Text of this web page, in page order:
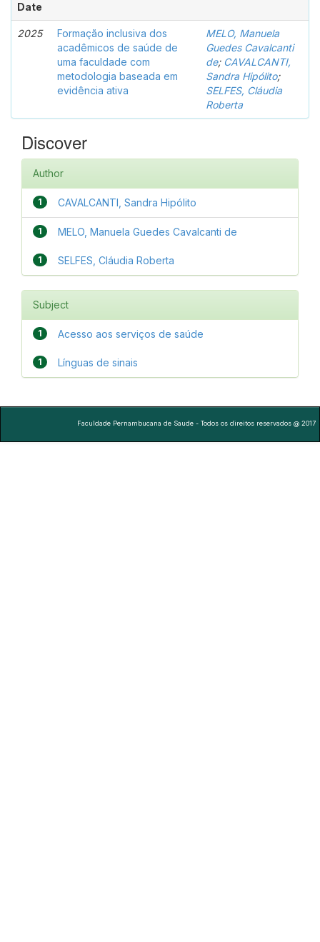
Date
2025
Formação inclusiva dos
acadêmicos de saúde de
uma faculdade com
metodologia baseada em
evidência ativa
MELO, Manuela
Guedes Cavalcanti
de; CAVALCANTI,
Sandra Hipólito;
SELFES, Cláudia
Roberta
Discover
Author
1 CAVALCANTI, Sandra Hipólito
1 MELO, Manuela Guedes Cavalcanti de
1 SELFES, Cláudia Roberta
Subject
1 Acesso aos serviços de saúde
1 Línguas de sinais
Faculdade Pernambucana de Saude - Todos os direitos reservados @ 2017